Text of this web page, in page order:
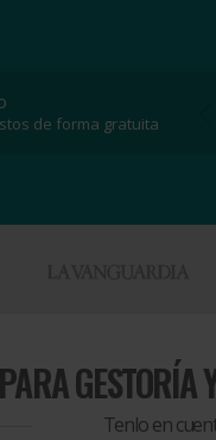
de forma gratuita
PARAGESTORÍA
Tenlo en